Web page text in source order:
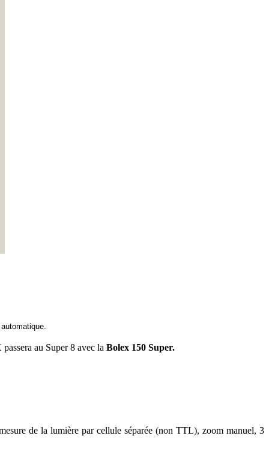
au Super 8 avec la Bolex 150 Super.
de la lumière par cellule séparée (non TTL), zoom manuel, 3